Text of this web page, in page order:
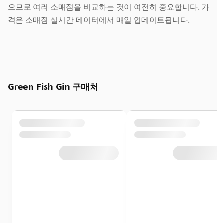
으므로 여러 소매점을 비교하는 것이 여전히 중요합니다. 가
격은 소매점 실시간 데이터에서 매일 업데이트됩니다.
Green Fish Gin 구매처